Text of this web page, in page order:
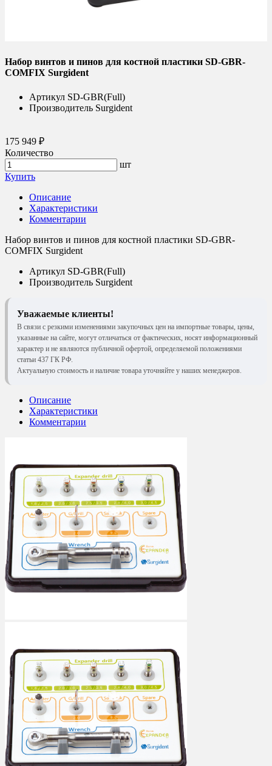
Набор винтов и пинов для костной пластики SD-GBR-
COMFIX Surgident
Артикул SD-GBR(Full)
Производитель Surgident
175 949 ₽
Количество
шт
Купить
Описание
Характеристики
Комментарии
Набор винтов и пинов для костной пластики SD-GBR-
COMFIX Surgident
Артикул SD-GBR(Full)
Производитель Surgident
Уважаемые клиенты!
В связи с резкими изменениями закупочных цен на импортные товары, цены,
указанные на сайте, могут отличаться от фактических, носят информационный
характер и не являются публичной офертой, определяемой положениями
статьи 437 ГК РФ.
Актуальную стоимость и наличие товара уточняйте у наших менеджеров.
Описание
Характеристики
Комментарии